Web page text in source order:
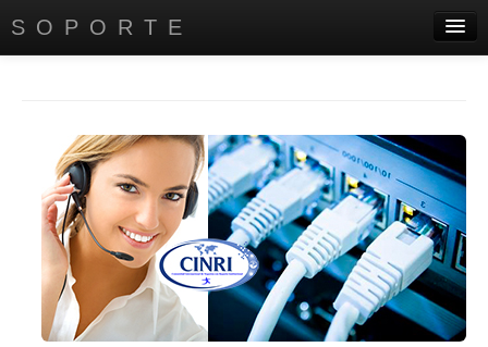
SOPORTE
SERVICIOS
AYUDA A INSTITUTOS
CONTÁCTANOS
CONÓCENOS